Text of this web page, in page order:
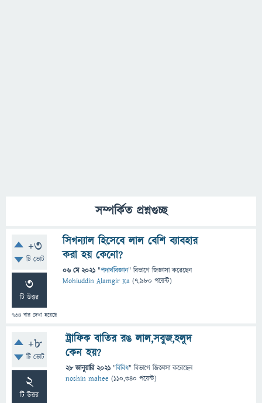
সম্পর্কিত প্রশ্নগুচ্ছ
+3
টি ভোট
3
টি উত্তর
734 বার দেখা হয়েছে
সিগন্যাল হিসেবে লাল বেশি ব্যাবহার
করা হয় কেনো?
06 মে 2021 "পদার্থবিজ্ঞান" বিভাগে জিজ্ঞাসাকরেছেন
Mohiuddin Alamgir Ka (7,980 পয়েন্ট)
+8
টি ভোট
2
টি উত্তর
ট্রাফিক বাতির রঙ লাল,সবুজ,হলুদ
কেন হয়?
28 জানুয়ারি 2021 "বিবিধ" বিভাগে জিজ্ঞাসাকরেছেন
noshin mahee (110,340 পয়েন্ট)